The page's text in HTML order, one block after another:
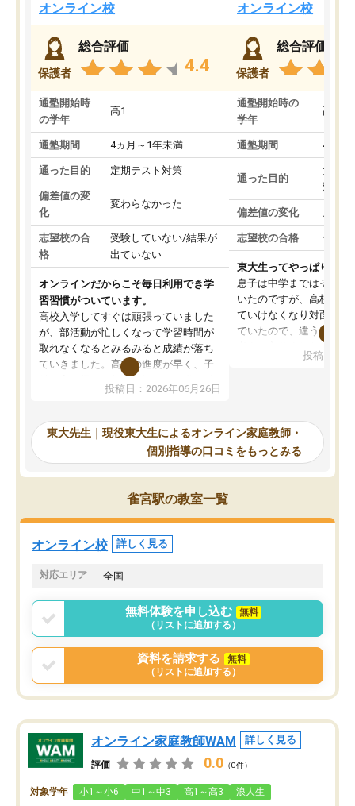
オンライン校
保護者
総合評価
4.4
通塾開始時
の学年
高1
通塾期間 4ヵ月～1年未満
通った目的 定期テスト対策
偏差値の変
化
変わらなかった
志望校の合
格
受験していない/結果が
出ていない
オンラインだからこそ毎日利用でき学
習習慣がついています。
高校入学してすぐは頑張っていました
が、部活動が忙しくなって学習時間が
取れなくなるとみるみると成績が落ち
ていきました。高校の進度が早く、子
供も家に帰って勉強の話すると嫌な反
応を示します。東大先生にお願いして
れるので、親としても安心です。毎日
使える自習室とかもあり、わからない
ところがあれば先生が回答してくれる
のも重宝しています。
投稿日：2026年06月26日
オンライン校
保護者
総合評価
通塾開始時の
学年
高3
通塾期間 4ヵ月
通った目的
大学
対策
偏差値の変化 上が
志望校の合格 合格
東大生ってやっぱりすご
息子は中学まではそこそ
いたのですが、高校に入
ていけなくなり対面の塾
でいたので、違うアプロ
で、当初は模試でD判定
自習室が毎日使えていつ
るのが心強かったよう
謝です。
投稿日：
東大先生｜現役東大生によるオンライン家庭教師・
個別指導の口コミをもっとみる
雀宮駅の教室一覧
オンライン校 詳しく見る
対応エリア 全国
無料体験を申し込む
無料
（リストに追加する）
資料を請求する
無料
（リストに追加する）
オンライン家庭教師WAM 詳しく見る
評価 0.0 （0件）
対象学年 小1～小6 中1～中3 高1～高3 浪人生